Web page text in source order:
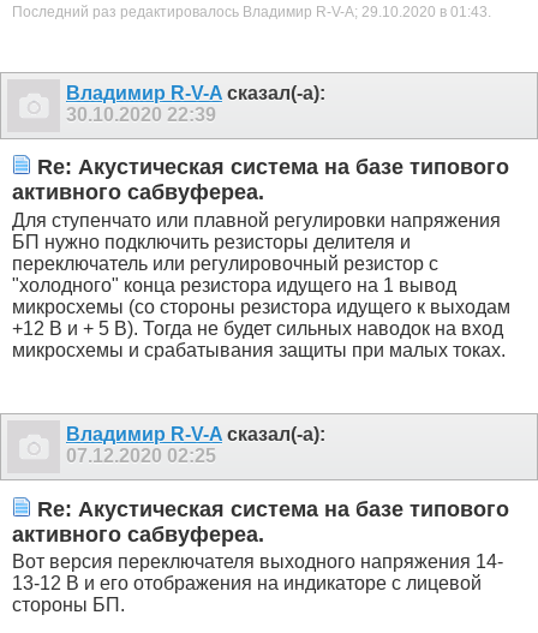
Последний раз редактировалось Владимир R-V-A; 29.10.2020 в 01:43.
Владимир R-V-A сказал(-а):
30.10.2020 22:39
Re: Акустическая система на базе типового
активного сабвуфереа.
Для ступенчато или плавной регулировки напряжения
БП нужно подключить резисторы делителя и
переключатель или регулировочный резистор с
"холодного" конца резистора идущего на 1 вывод
микросхемы (со стороны резистора идущего к выходам
+12 В и + 5 В). Тогда не будет сильных наводок на вход
микросхемы и срабатывания защиты при малых токах.
Владимир R-V-A сказал(-а):
07.12.2020 02:25
Re: Акустическая система на базе типового
активного сабвуфереа.
Вот версия переключателя выходного напряжения 14-
13-12 В и его отображения на индикаторе с лицевой
стороны БП.